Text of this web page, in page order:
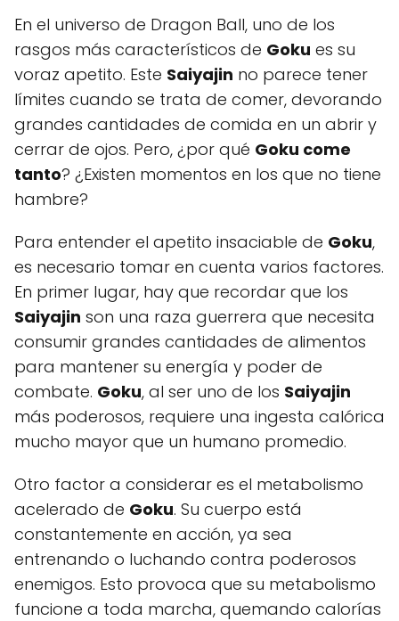
En el universo de Dragon Ball, uno de los
rasgos más característicos de Goku es su
voraz apetito. Este Saiyajin no parece tener
límites cuando se trata de comer, devorando
grandes cantidades de comida en un abrir y
cerrar de ojos. Pero, ¿por qué Goku come
tanto? ¿Existen momentos en los que no tiene
hambre?
Para entender el apetito insaciable de Goku,
es necesario tomar en cuenta varios factores.
En primer lugar, hay que recordar que los
Saiyajin son una raza guerrera que necesita
consumir grandes cantidades de alimentos
para mantener su energía y poder de
combate. Goku, al ser uno de los Saiyajin
más poderosos, requiere una ingesta calórica
mucho mayor que un humano promedio.
Otro factor a considerar es el metabolismo
acelerado de Goku. Su cuerpo está
constantemente en acción, ya sea
entrenando o luchando contra poderosos
enemigos. Esto provoca que su metabolismo
funcione a toda marcha, quemando calorías